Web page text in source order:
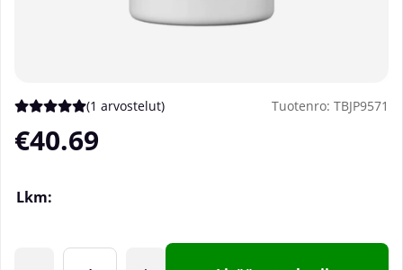
Keskiarvoluokitus 5 / 5 Arvioiden määrä 1
(1 arvostelut) Tuotenro: TBJP9571
€40.69
Lkm: